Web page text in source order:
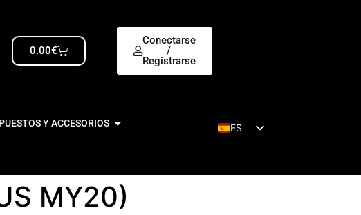
0.00€
Conectarse
/
Registrarse
Y ACCESORIOS
ES
MY20)